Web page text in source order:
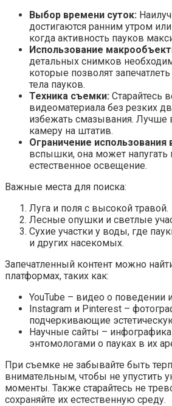
Выбор времени суток:
достигаются ранним утром
когда активность пауков
Использование
детальных снимков
которые позволят
тела пауков.
Техника съемки: Старайтесь
видеоматериала без резких
избежать смазывания. Лучше
камеру на штатив.
Ограничение
вспышки, она может напугать
естественное освещение.
Важные места для поиска:
Луга и поля с высокой травой.
Лесные опушки и светлые
Сухие участки у воды, где
и других насекомых.
Запечатленный контент можно
платформах, таких как:
YouTube – видео о поведении
Instagram и Pinterest –
подчеркивающие
Научные сайты –
энтомологами о пауках в их
При съемке не забывайте быть
внимательным, чтобы не упустить
моменты. Также старайтесь не
сохраняйте их естественную среду.